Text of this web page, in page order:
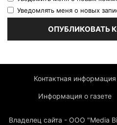
Уведомлять меня о новых
Контактная информация
Информация о газете
Владелец сайта - ООО "Media